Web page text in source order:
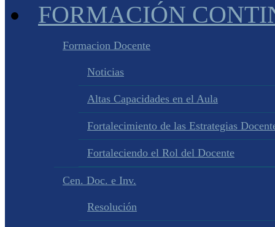
FORMACIÓN
Formacion Docente
Noticias
Altas Capacidades en el Aula
Fortalecimiento de las Estrategias
Fortaleciendo el Rol del Docente
Cen. Doc. e Inv.
Resolución